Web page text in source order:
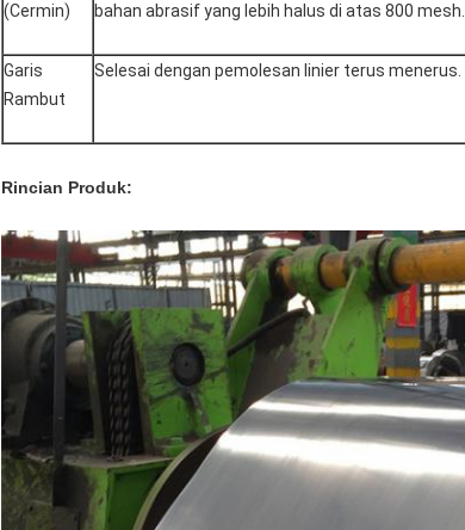
(Cermin)
bahan abrasif yang lebih halus di atas 800 mesh.
Garis
Rambut
Selesai dengan pemolesan linier terus menerus.
Rincian Produk: